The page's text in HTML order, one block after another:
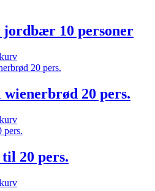
jordbær 10 personer
20 pers.
20 pers.